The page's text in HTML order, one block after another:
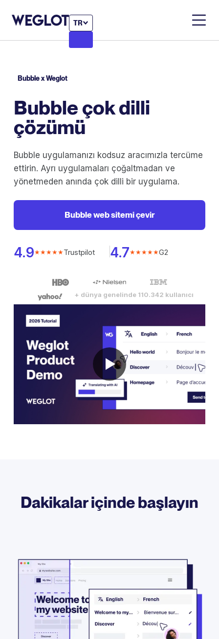
TR
Bubble x Weglot
Bubble çok dilli
çözümü
Bubble uygulamanızı kodsuz aracımızla tercüme
ettirin. Ayrı uygulamaları çoğaltmadan ve
yönetmeden anında çok dilli bir uygulama.
Bubble web sitemi çevir
4.9★★★★★Trustpilot 4.7★★★★★G2
+ dünya genelinde 110.342 kullanıcı
Dakikalar içinde başlayın